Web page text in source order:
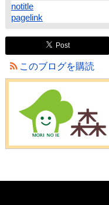
notitle
pagelink
Post
このブログを購読